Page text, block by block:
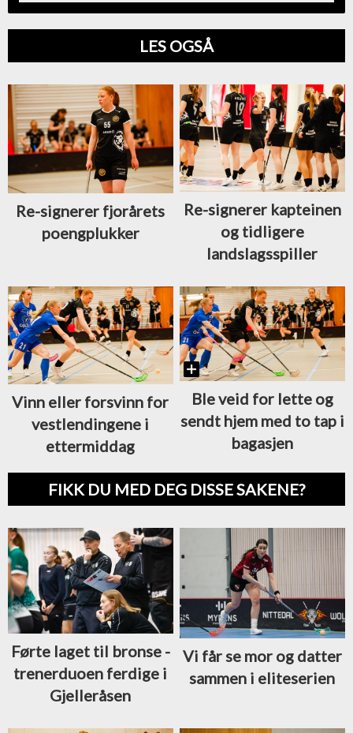
LES OGSÅ
Re-signerer fjorårets
poengplukker
Re-signerer kapteinen
og tidligere
landslagsspiller
Vinn eller forsvinn for
vestlendingene i
ettermiddag
Ble veid for lette og
sendt hjem med to tap i
bagasjen
FIKK DU MED DEG DISSE SAKENE?
Førte laget til bronse -
trenerduoen ferdige i
Gjelleråsen
Vi får se mor og datter
sammen i eliteserien